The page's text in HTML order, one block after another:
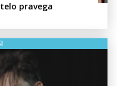
pravega